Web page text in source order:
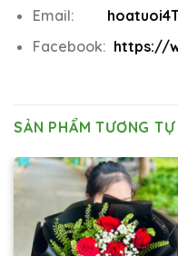
Email:
Facebook: https://
SẢN PHẨM TƯƠNG TỰ